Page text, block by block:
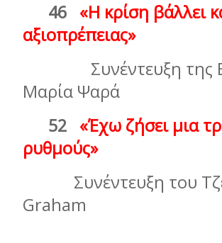
46 «Η κρίση βάλλει
αξιοπρέπειας»
Συνέντευξη της
Μαρία Ψαρά
52 «Έχω ζήσει µια
ρυθμούς»
Συνέντευξη του
Graham